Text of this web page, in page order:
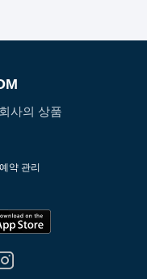
사의 상품
예약 관리